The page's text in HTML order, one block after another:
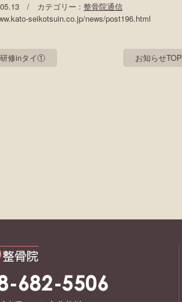
/ カテゴリー : 整骨院通信
seikotsuin.co.jp/news/post196.html
修inタイ① お知らせTOP